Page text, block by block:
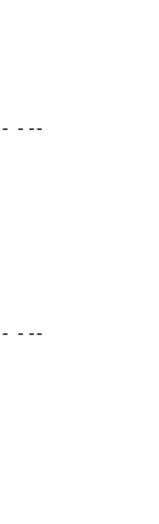
- - --
- - --